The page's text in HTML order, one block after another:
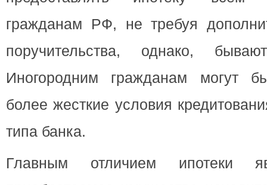
гражданам РФ, не требуя
поручительства, однако,
Иногородним гражданам могут
более жесткие условия
типа банка.
Главным отличием ипотеки